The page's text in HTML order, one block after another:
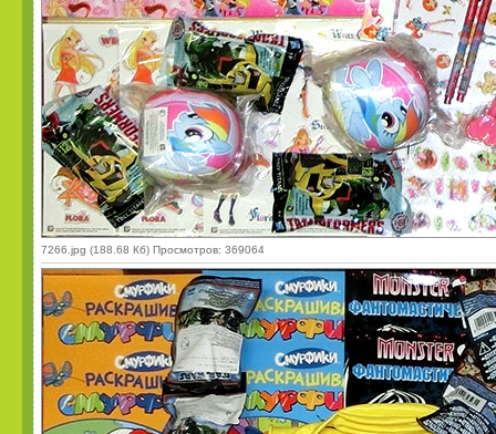
7266.jpg (188.68 Кб) Просмотров: 369064